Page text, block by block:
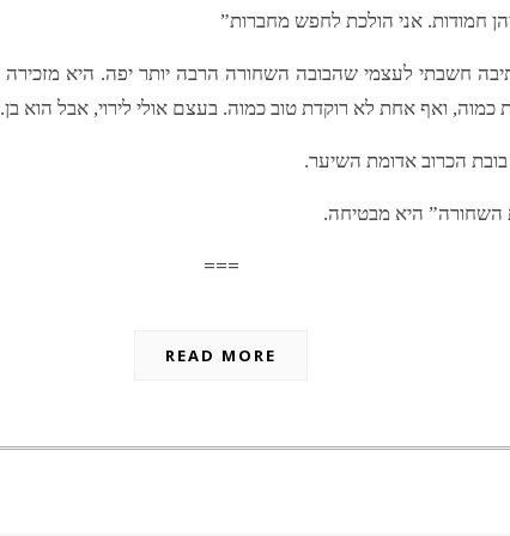
חמודות. אני הולכת לחפש מחברות”
ואף אחת לא רוקדת טוב כמוה. בעצם אולי לירוי, אבל הוא בן.
הכרוב אדומת השיער.
היא מבטיחה.
===
READ MORE